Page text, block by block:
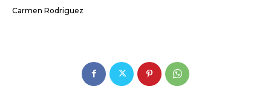
Carmen Rodriguez